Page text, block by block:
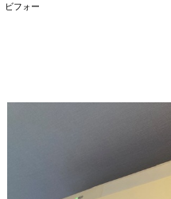
ビフォー